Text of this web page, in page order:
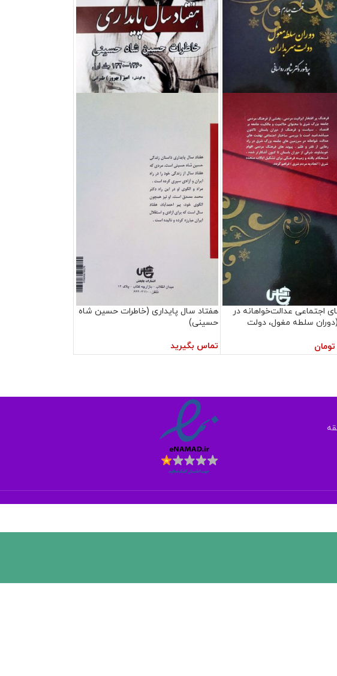
اجتماعی عدالت‌خواهانه در
ایران 4 (دوران سلطه مغول، دولت
تومان
هفتاد سال پایداری (خاطرات حسین شاه
حسینی)
تماس بگیرید